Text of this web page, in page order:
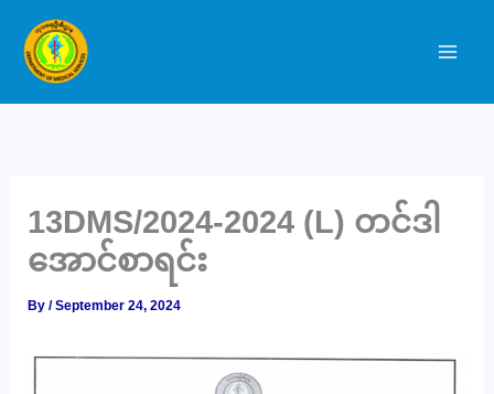
content
13DMS/2024-2024 (L) တင်ဒါ
အောင်စာရင်း
By/September 24, 2024